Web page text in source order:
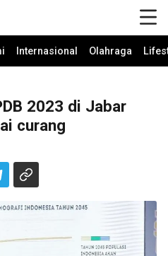
Internasional Olahraga
2023 di Jabar
curang